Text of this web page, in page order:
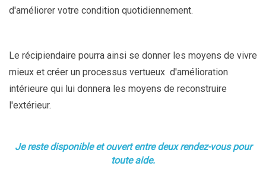
d'améliorer votre condition quotidiennement.
Le récipiendaire pourra ainsi se donner les moyens de vivre
mieux et créer un processus vertueux d'amélioration
intérieure qui lui donnera les moyens de reconstruire
l'extérieur.
Je reste disponible et ouvert entre deux rendez-vous pour
toute aide.